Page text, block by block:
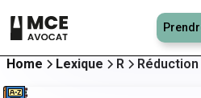
Home Lexique R